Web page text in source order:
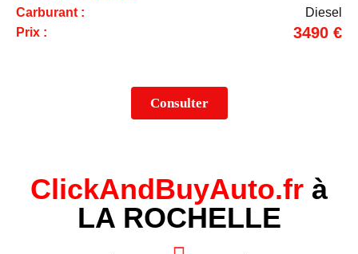
Carburant :
Diesel
Prix :
3490 €
Consulter
ClickAndBuyAuto.fr à
LA ROCHELLE